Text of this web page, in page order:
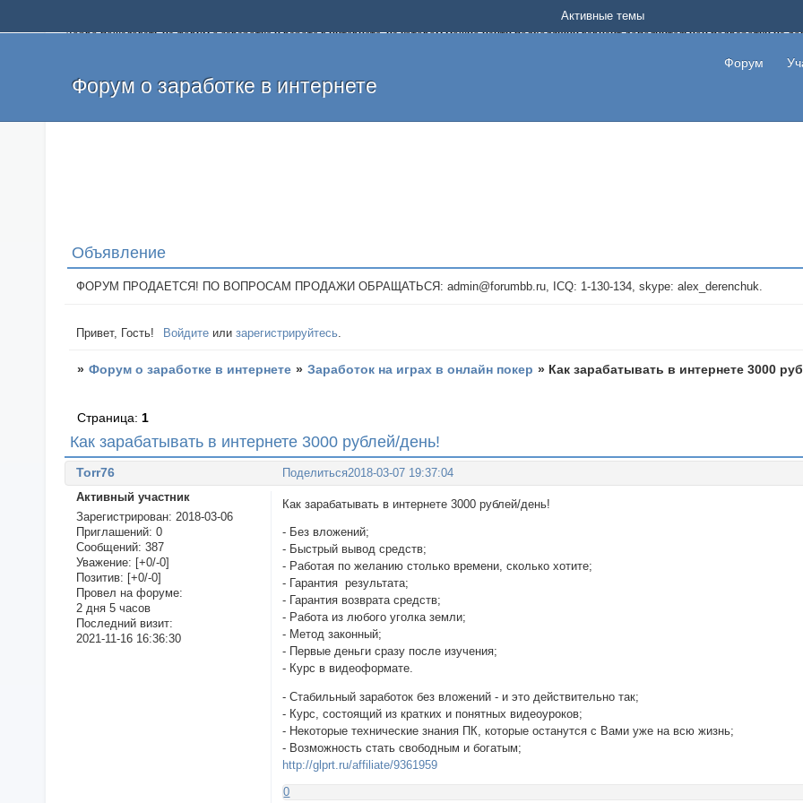
Добро пожаловать на форум о заработке и работе в интернете, на котором можно найти подходящий вариант дополнительной подработки на
и оставлять свои отзывы. Если вы знаете, что определенный проект или сайт не платит, то указывайте в теме что это лохотрон, чтобы другие
легкие деньги без вложений и регистрации уже сегодня. Создавайте новые темы, размещайте объявления со своими пригласительными
Форум о заработке в интернете
Форум
Активные темы
Объявление
ФОРУМ ПРОДАЕТСЯ! ПО ВОПРОСАМ ПРОДАЖИ ОБРАЩАТЬСЯ: admin@forumbb.ru, ICQ: 1-130-134, skype: alex_derenchuk.
Привет, Гость! Войдите илизарегистрируйтесь.
» Форум о заработке в интернете » Заработок на играх в онлайн покер » Как зарабатывать в интернете 3000
Как зарабатывать в интернете 3000 рублей/день!
Страница: 1
Поделиться2018-03-07 19:37:04
Torr76
Активный участник
Зарегистрирован: 2018-03-06
Приглашений: 0
Сообщений: 387
Уважение: [+0/-0]
Позитив: [+0/-0]
Провел на форуме:
2 дня 5 часов
Последний визит:
2021-11-16 16:36:30
Как зарабатывать в интернете 3000 рублей/день!
- Без вложений;
- Быстрый вывод средств;
- Работая по желанию столько времени, сколько хотите;
- Гарантия результата;
- Гарантия возврата средств;
- Работа из любого уголка земли;
- Метод законный;
- Первые деньги сразу после изучения;
- Курс в видеоформате.
- Стабильный заработок без вложений - и это действительно так;
- Курс, состоящий из кратких и понятных видеоуроков;
- Некоторые технические знания ПК, которые останутся с Вами уже на всю жизнь;
- Возможность стать свободным и богатым;
http://glprt.ru/affiliate/9361959
0